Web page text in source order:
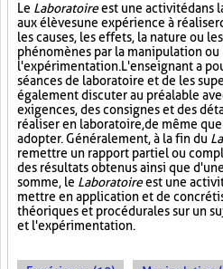
Le Laboratoireest une activité dans
aux élèves une expérience à
les causes, les effets, la nature ou
phénomènes par la manipulation ou
l'expérimentation. L'enseignant a
séances de laboratoire et de les
également discuter au préalable
exigences, des consignes et des
réaliser en laboratoire, de même
adopter. Généralement, à la fin du
remettre un rapport partiel ou
des résultats obtenus ainsi que
somme, le Laboratoireest une
mettre en application et de
théoriques et procédurales sur un
et l'expérimentation.